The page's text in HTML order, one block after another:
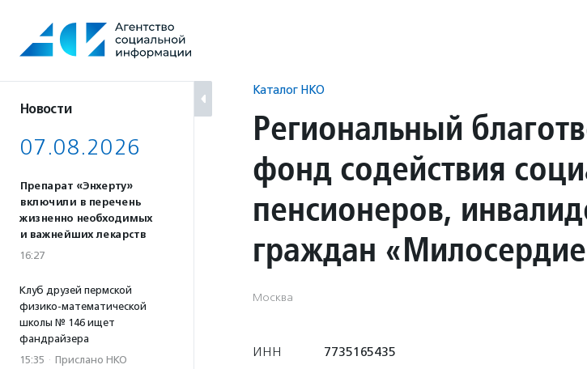
содержанию
Новости
07.08.2026
Препарат «Энхерту»
включили в перечень
жизненно необходимых
и важнейших лекарств
16:27
Клуб друзей пермской
физико-математической
школы № 146 ищет
фандрайзера
15:35 · Прислано НКО
Каталог НКО
Региональный
фонд содействия
пенсионеров,
граждан
Москва
ИНН
7735165435